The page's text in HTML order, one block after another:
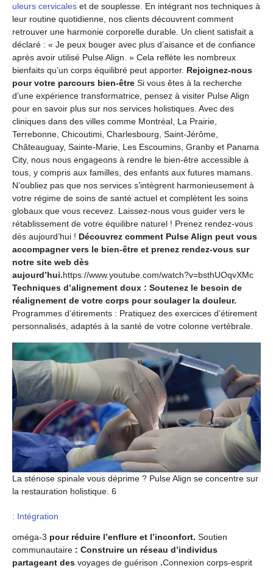
uleurs cervicales et de souplesse. En intégrant nos techniques à
leur routine quotidienne, nos clients découvrent comment
retrouver une harmonie corporelle durable. Un client satisfait a
déclaré : « Je peux bouger avec plus d’aisance et de confiance
après avoir utilisé Pulse Align. » Cela reflète les nombreux
bienfaits qu’un corps équilibré peut apporter. Rejoignez-nous
pour votre parcours bien-être Si vous êtes à la recherche
d’une expérience transformatrice, pensez à visiter Pulse Align
pour en savoir plus sur nos services holistiques. Avec des
cliniques dans des villes comme Montréal, La Prairie,
Terrebonne, Chicoutimi, Charlesbourg, Saint-Jérôme,
Châteauguay, Sainte-Marie, Les Escoumins, Granby et Panama
City, nous nous engageons à rendre le bien-être accessible à
tous, y compris aux familles, des enfants aux futures mamans.
N’oubliez pas que nos services s’intègrent harmonieusement à
votre régime de soins de santé actuel et complètent les soins
globaux que vous recevez. Laissez-nous vous guider vers le
rétablissement de votre équilibre naturel ! Prenez rendez-vous
dès aujourd’hui ! Découvrez comment Pulse Align peut vous
accompagner vers le bien-être et prenez rendez-vous sur
notre site web dès
aujourd’hui.https://www.youtube.com/watch?v=bsthUOqvXMc
Techniques d’alignement doux : Soutenez le besoin de
réalignement de votre corps pour soulager la douleur.
Programmes d’étirements : Pratiquez des exercices d’étirement
personnalisés, adaptés à la santé de votre colonne vertébrale.
La sténose spinale vous déprime ? Pulse Align se concentre sur
la restauration holistique. 6
: Intégration
oméga-3 pour réduire l’enflure et l’inconfort. Soutien
communautaire : Construire un réseau d’individus
partageant des voyages de guérison .Connexion corps-esprit